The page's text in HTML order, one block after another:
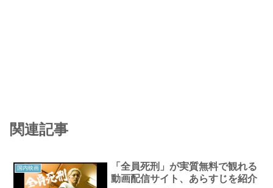
関連記事
国内映画
「全員死刑」が実質無料で観れる
動画配信サイト、あらすじを紹介